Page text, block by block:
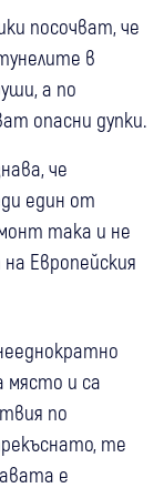
посочват, че
в
а по
опасни дупки.
че
един от
така и не
Европейския
място и са
по
те
е